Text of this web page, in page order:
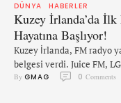
DÜNYA HABERLER
Kuzey İrlanda’da
Hayatına Başlıyor!
Kuzey İrlanda, FM radyo
belgesi verdi. Juice FM,
odaklanacak Kuzey
By GMAG 0 Comments